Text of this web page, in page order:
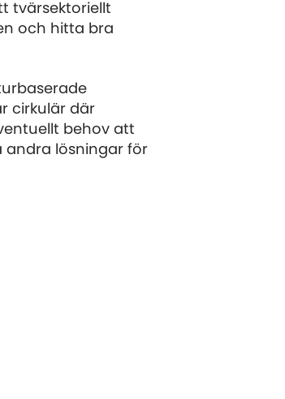
tvärsektoriellt
och hitta bra
cirkulär där
behov att
andra lösningar för